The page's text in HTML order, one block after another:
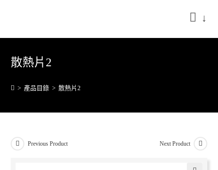
↓
散熱片2
> 產品目錄 > 散熱片2
Previous Product Next Product